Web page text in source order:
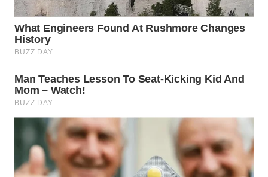
WN
SULUT
MALUKU
MALUT
WN
DAIRI